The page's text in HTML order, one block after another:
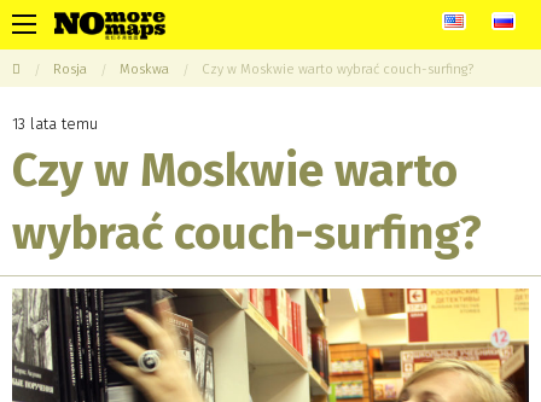
Rosja Moskwa Czy w Moskwie warto wybrać couch-surfing?
13 lata temu
Czy w Moskwie warto
wybrać couch-surfing?